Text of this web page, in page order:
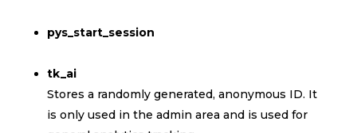
pys_start_session
tk_ai
Stores a randomly generated, anonymous ID. It
is only used in the admin area and is used for